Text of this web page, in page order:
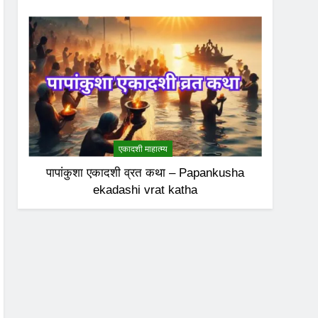
एकादशी माहात्म्य
पापांकुशा एकादशी व्रत कथा – Papankusha
ekadashi vrat katha